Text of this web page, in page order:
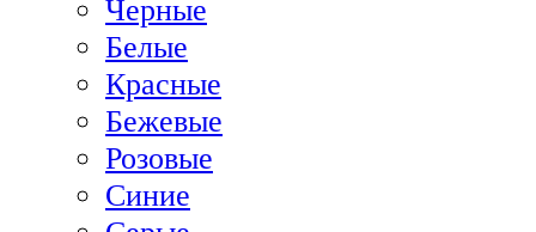
Черные
Белые
Красные
Бежевые
Розовые
Синие